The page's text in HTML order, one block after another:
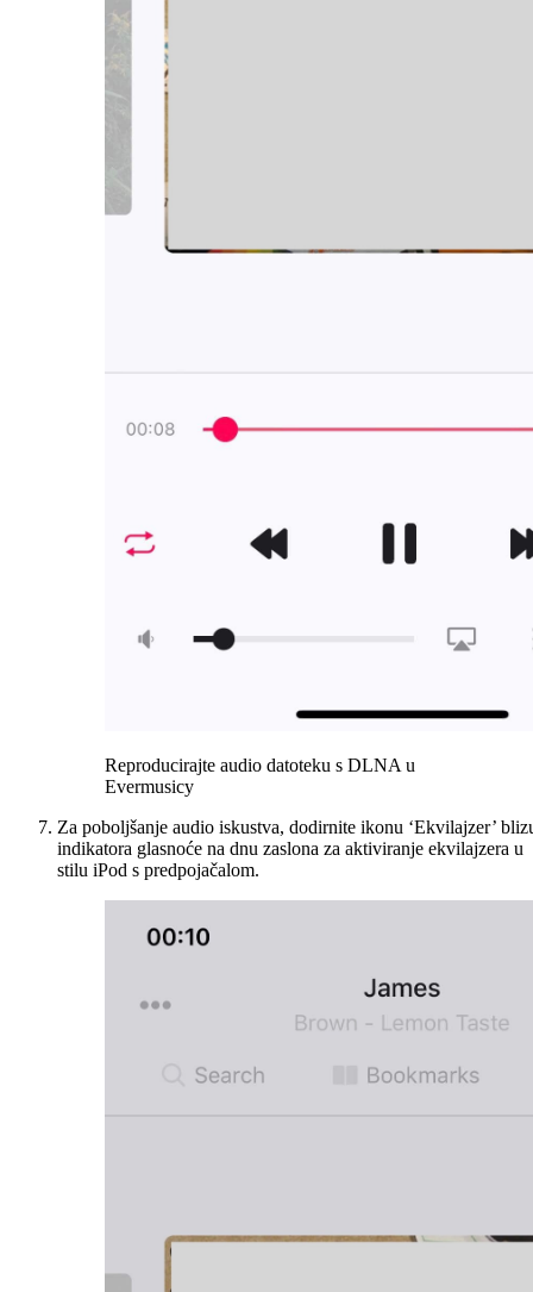
Reproducirajte audio datoteku s DLNA u
Evermusicу
Za poboljšanje audio iskustva, dodirnite ikonu ‘Ekvilajzer’
indikatora glasnoće na dnu zaslona za aktiviranje ekvilajzera u
stilu iPod s predpojačalom.